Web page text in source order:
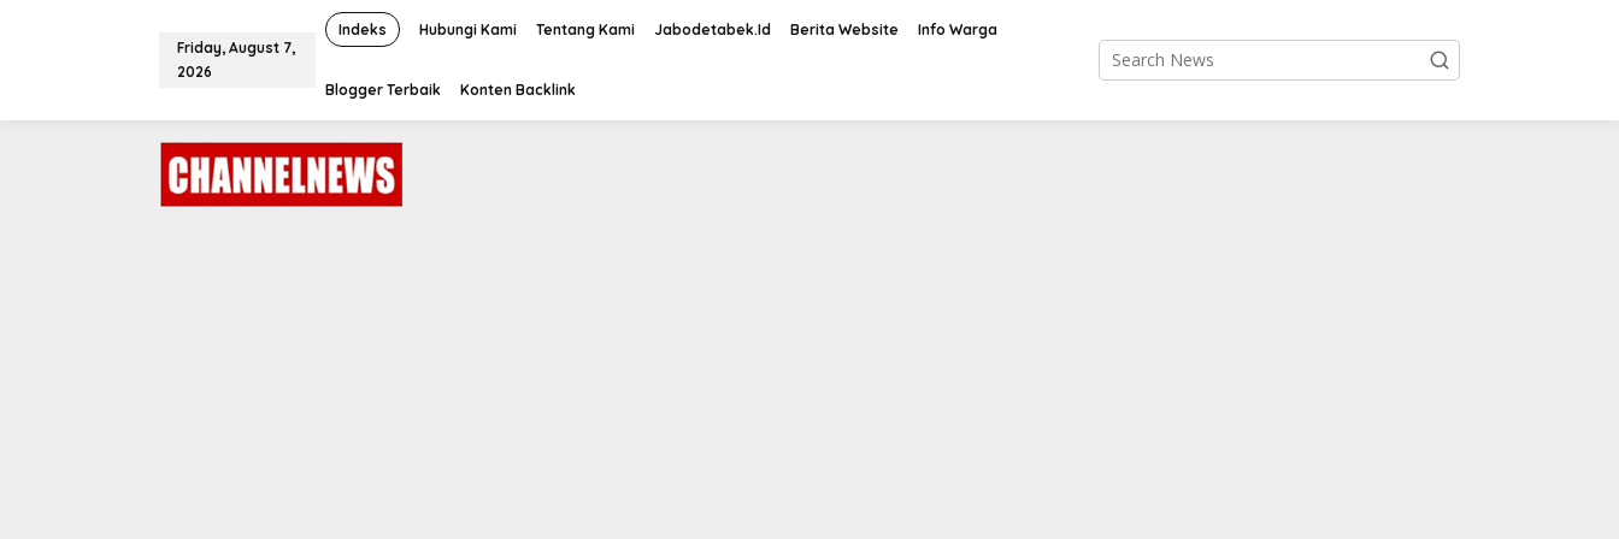
o
Friday, August 7,
2026
Indeks Hubungi Kami Tentang Kami Jabodetabek.Id Berita Website Info Warga
Blogger Terbaik Konten Backlink